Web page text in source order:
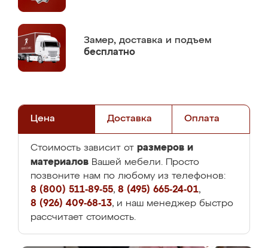
Замер, доставка и подъем
бесплатно
Цена Доставка Оплата
Стоимость зависит от размеров и
материалов Вашей мебели. Просто
позвоните нам по любому из телефонов:
8 (800) 511-89-55, 8 (495) 665-24-01,
8 (926) 409-68-13, и наш менеджер быстро
рассчитает стоимость.